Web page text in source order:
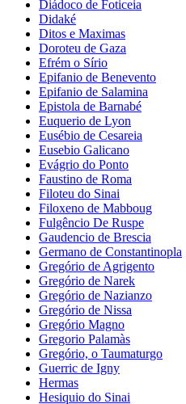
Diádoco de Foticeia
Didaké
Ditos e Maximas
Doroteu de Gaza
Efrém o Sírio
Epifanio de Benevento
Epifanio de Salamina
Epistola de Barnabé
Euquerio de Lyon
Eusébio de Cesareia
Eusebio Galicano
Evágrio do Ponto
Faustino de Roma
Filoteu do Sinai
Filoxeno de Mabboug
Fulgêncio De Ruspe
Gaudencio de Brescia
Germano de Constantinopla
Gregório de Agrigento
Gregório de Narek
Gregório de Nazianzo
Gregório de Nissa
Gregório Magno
Gregorio Palamàs
Gregório, o Taumaturgo
Guerric de Igny
Hermas
Hesiquio do Sinai